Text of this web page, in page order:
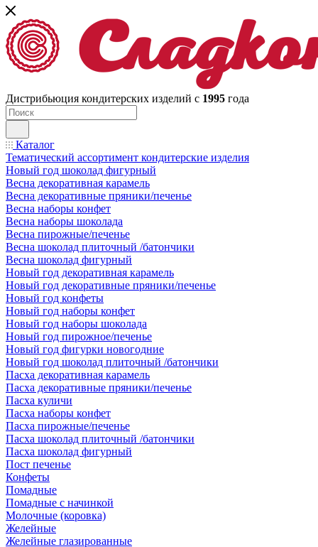
Дистрибьюция кондитерских изделий с 1995 года
Каталог
Тематический ассортимент кондитерские изделия
Новый год шоколад фигурный
Весна декоративная карамель
Весна декоративные пряники/печенье
Весна наборы конфет
Весна наборы шоколада
Весна пирожные/печенье
Весна шоколад плиточный /батончики
Весна шоколад фигурный
Новый год декоративная карамель
Новый год декоративные пряники/печенье
Новый год конфеты
Новый год наборы конфет
Новый год наборы шоколада
Новый год пирожное/печенье
Новый год фигурки новогодние
Новый год шоколад плиточный /батончики
Пасха декоративная карамель
Пасха декоративные пряники/печенье
Пасха куличи
Пасха наборы конфет
Пасха пирожные/печенье
Пасха шоколад плиточный /батончики
Пасха шоколад фигурный
Пост печенье
Конфеты
Помадные
Помадные с начинкой
Молочные (коровка)
Желейные
Желейные глазированные